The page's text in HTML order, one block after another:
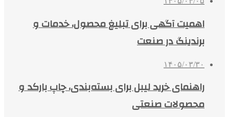
اهمیت آگهی برای تبلیغ محصول، خدمات و
برندینگ در صنعت
۱۴۰۵/۰۳/۳۰
راهنمای خرید لیبل برای بسته‌بندی، چاپ بارکد و
محصولات صنعتی